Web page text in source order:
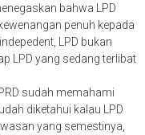
bahwa LPD
penuh kepada
LPD bukan
LPD yang sedang terlibat
sudah memahami
diketahui kalau LPD
yang semestinya,